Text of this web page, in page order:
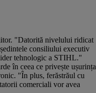
"Datorită nivelului ridicat
consiliului executiv
tehnologic a STIHL."
în ceea ce privește ușurința
"În plus, ferăstrăul cu
comerciali vor avea